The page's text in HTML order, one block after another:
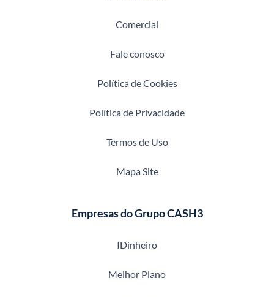
Comercial
Fale conosco
Política de Cookies
Política de Privacidade
Termos de Uso
Mapa Site
Empresas do Grupo CASH3
IDinheiro
Melhor Plano